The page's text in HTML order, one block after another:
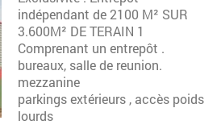
indépendant de 2100 M² SUR
3.600M² DE TERAIN 1
Comprenant un entrepôt .
bureaux, salle de reunion.
mezzanine
parkings extérieurs , accès poids
lourds